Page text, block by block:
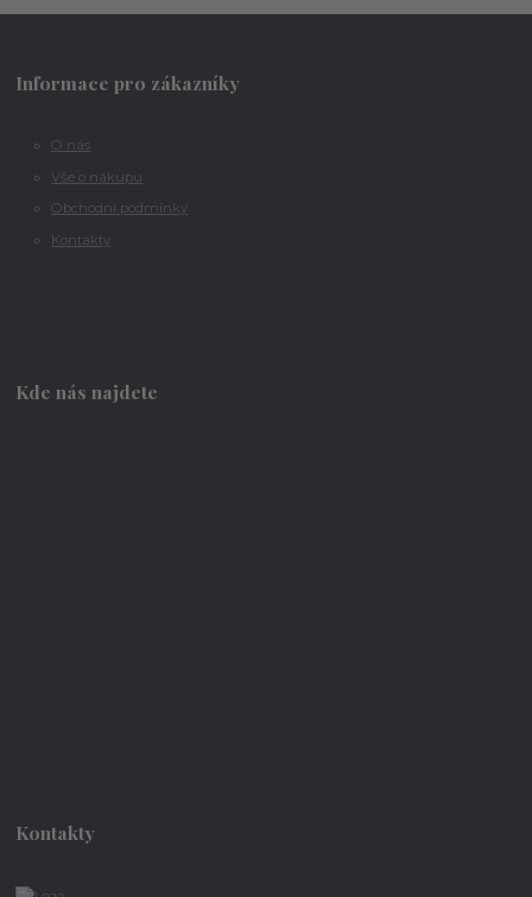
Informace pro zákazníky
O nás
Vše o nákupu
Obchodní podmínky
Kontakty
Kde nás najdete
Kontakty